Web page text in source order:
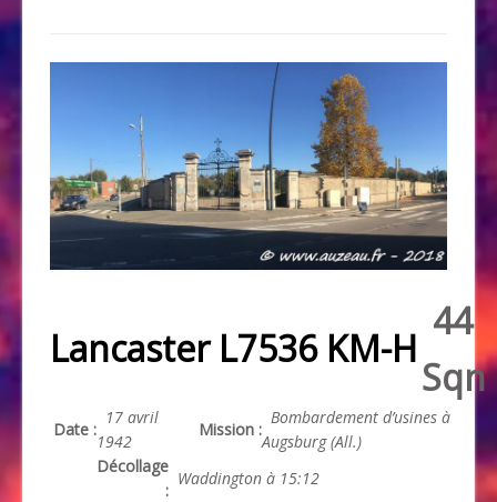
Lancaster L7536 KM-H
44
Sqn
Date :
17 avril
1942
Mission :
Bombardement d’usines à
Augsburg (All.)
Décollage
:
Waddington à 15:12